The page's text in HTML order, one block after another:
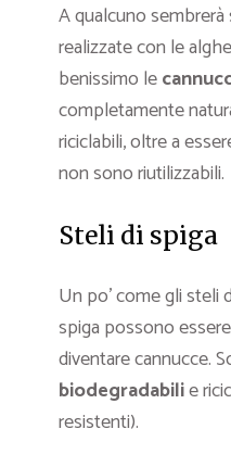
A qualcuno
realizzate con le
benissimo le
completamente
riciclabili, oltre a
non sono riutilizzabili.
Steli di spiga
Un po’ come gli steli
spiga possono
diventare cannucce.
biodegradabilie
resistenti).